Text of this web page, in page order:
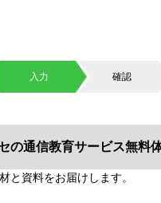
入力 確認
の通信教育サービス無料